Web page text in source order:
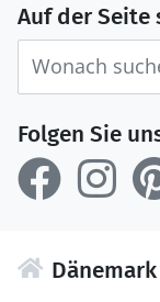
Auf der Seite
Folgen Sie
Dänemark